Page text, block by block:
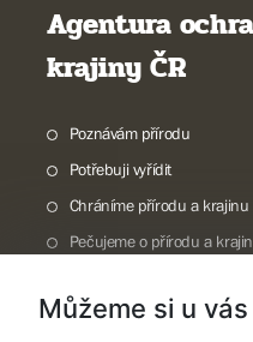
Agentura
krajiny ČR
Poznávám přírodu
Potřebuji vyřídit
Chráníme přírodu a krajinu
Pečujeme o přírodu a
O nás
Můžeme si u